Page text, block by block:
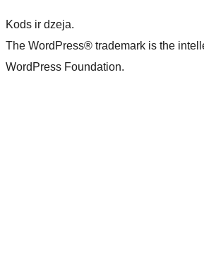
Kods ir dzeja.
The WordPress® trademark is the
WordPress Foundation.